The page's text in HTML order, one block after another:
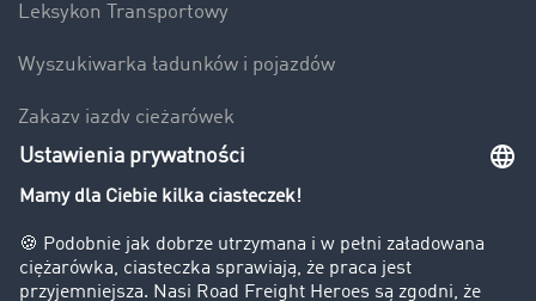
Leksykon Transportowy
Wyszukiwarka ładunków i pojazdów
Zakazy jazdy ciężarówek
Bezpieczeństwo
Firma